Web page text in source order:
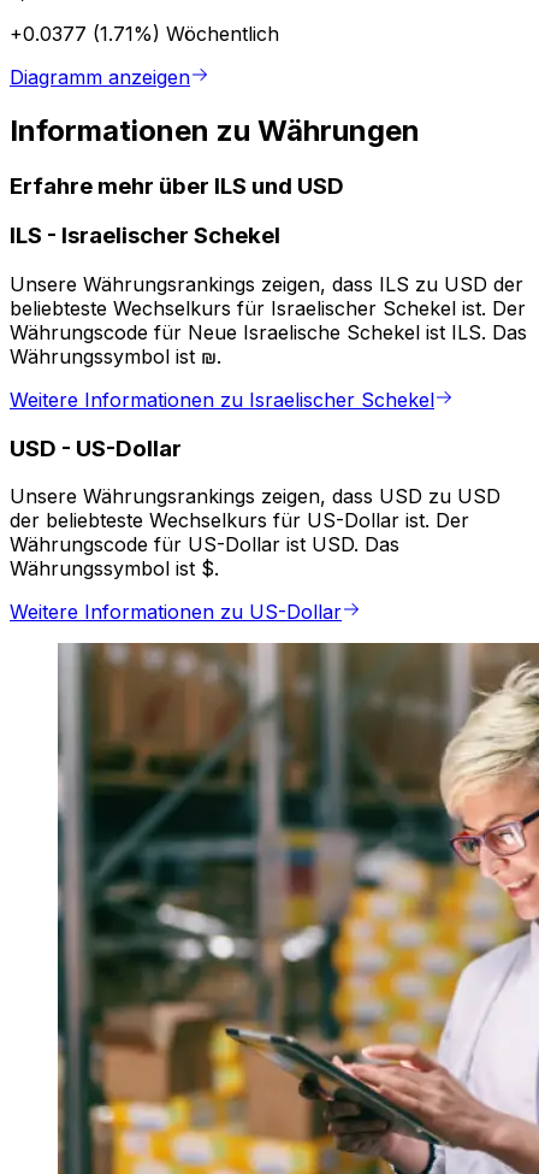
+0.0377 (1.71%) Wöchentlich
Diagramm anzeigen
Informationen zu Währungen
Erfahre mehr über ILS und USD
ILS - Israelischer Schekel
Unsere Währungsrankings zeigen, dass ILS zu USD der
beliebteste Wechselkurs für Israelischer Schekel ist. Der
Währungscode für Neue Israelische Schekel ist ILS. Das
Währungssymbol ist ₪.
Weitere Informationen zu Israelischer Schekel
USD - US-Dollar
Unsere Währungsrankings zeigen, dass USD zu USD
der beliebteste Wechselkurs für US-Dollar ist. Der
Währungscode für US-Dollar ist USD. Das
Währungssymbol ist $.
Weitere Informationen zu US-Dollar